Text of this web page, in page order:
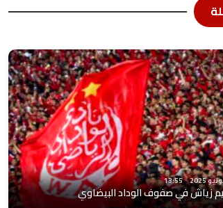
13:55
زياش في صفوف الوداد البيضاوي